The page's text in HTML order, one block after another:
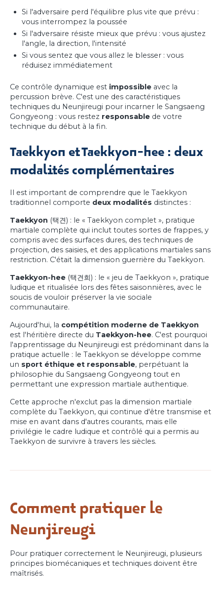
Si l'adversaire perd l'équilibre plus vite que prévu :
vous interrompez la poussée
Si l'adversaire résiste mieux que prévu : vous ajustez
l'angle, la direction, l'intensité
Si vous sentez que vous allez le blesser : vous
réduisez immédiatement
Ce contrôle dynamique est impossible avec la
percussion brève. C'est une des caractéristiques
techniques du Neunjireugi pour incarner le Sangsaeng
Gongyeong : vous restez responsable de votre
technique du début à la fin.
Taekkyon et Taekkyon-hee : deux
modalités complémentaires
Il est important de comprendre que le Taekkyon
traditionnel comporte deux modalités distinctes :
Taekkyon (택견) : le « Taekkyon complet », pratique
martiale complète qui inclut toutes sortes de frappes, y
compris avec des surfaces dures, des techniques de
projection, des saisies, et des applications martiales sans
restriction. C'était la dimension guerrière du Taekkyon.
Taekkyon-hee (택견희) : le « jeu de Taekkyon », pratique
ludique et ritualisée lors des fêtes saisonnières, avec le
soucis de vouloir préserver la vie sociale
communautaire.
Aujourd'hui, la compétition moderne de Taekkyon
est l'héritière directe du Taekkyon-hee. C'est pourquoi
l'apprentissage du Neunjireugi est prédominant dans la
pratique actuelle : le Taekkyon se développe comme
un sport éthique et responsable, perpétuant la
philosophie du Sangsaeng Gongyeong tout en
permettant une expression martiale authentique.
Cette approche n'exclut pas la dimension martiale
complète du Taekkyon, qui continue d'être transmise et
mise en avant dans d'autres courants, mais elle
privilégie le cadre ludique et contrôlé qui a permis au
Taekkyon de survivre à travers les siècles.
Comment pratiquer le
Neunjireugi
Pour pratiquer correctement le Neunjireugi, plusieurs
principes biomécaniques et techniques doivent être
maîtrisés.